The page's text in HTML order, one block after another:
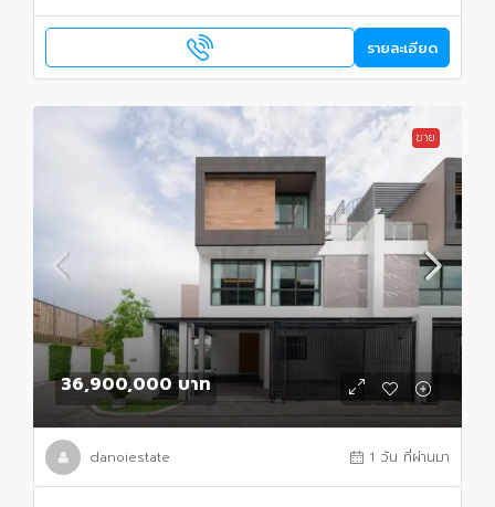
รายละเอียด
ขาย
36,900,000 บาท
danoiestate 1 วัน ที่ผ่านมา